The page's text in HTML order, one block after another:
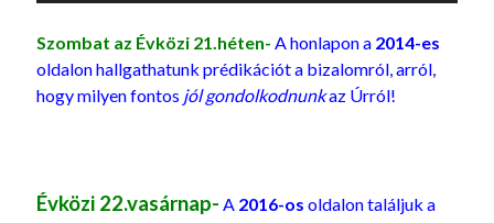
Szombat az Évközi 21.héten- A honlapon a 2014-es
oldalon hallgathatunk prédikációt a bizalomról, arról,
hogy milyen fontos jól gondolkodnunkaz Úrról!
Évközi 22.vasárnap- A 2016-os oldalon találjuk a